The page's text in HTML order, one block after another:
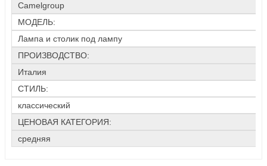
Camelgroup
МОДЕЛЬ:
Лампа и столик под лампу
ПРОИЗВОДСТВО:
Италия
СТИЛЬ:
классический
ЦЕНОВАЯ КАТЕГОРИЯ:
средняя